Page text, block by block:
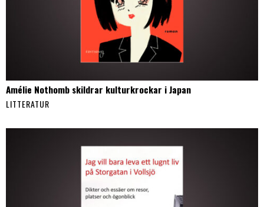
Amélie Nothomb skildrar kulturkrockar i Japan
LITTERATUR